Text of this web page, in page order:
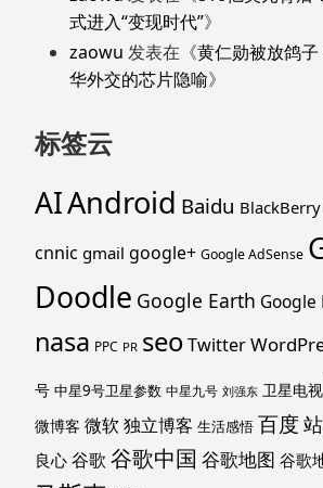
式进入“变现时代”》
zaowu 发表在《黄仁勋被放鸽
华外交的芯片隐喻》
标签云
AIAndroid Baidu BlackBerry
cnnic gmail google+ Google AdSense
Doodle Google Earth Google
nasa PPC PR seoTwitter
号 中星9号卫星参数 中星九号 刘强东 卫星电视
微博客 微软独立博客 生活感悟 百度
良心 谷歌 谷歌中国 谷歌地图 谷歌